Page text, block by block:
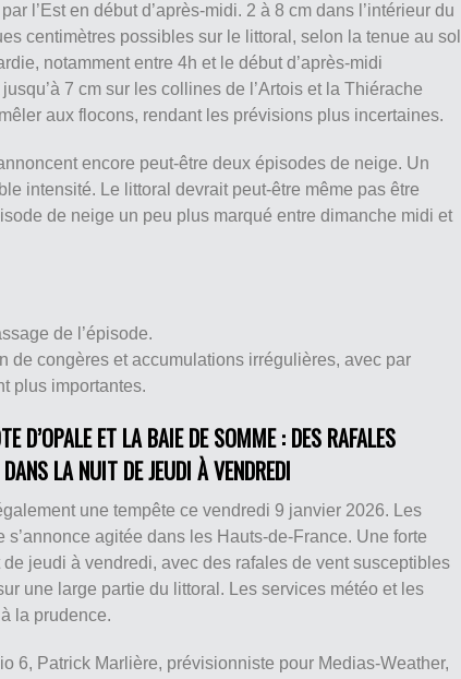
l’Est en début d’après-midi. 2 à 8 cm dans l’intérieur du
centimètres possibles sur le littoral, selon la tenue au sol
notamment entre 4h et le début d’après-midi
7 cm sur les collines de l’Artois et la Thiérache
aux flocons, rendant les prévisions plus incertaines.
encore peut-être deux épisodes de neige. Un
intensité. Le littoral devrait peut-être même pas être
de neige un peu plus marqué entre dimanche midi et
de l’épisode.
de congères et accumulations irrégulières, avec par
plus importantes.
D’OPALE ET LA BAIE DE SOMME : DES RAFALES
LA NUIT DE JEUDI À VENDREDI
une tempête ce vendredi 9 janvier 2026. Les
s’annonce agitée dans les Hauts-de-France. Une forte
jeudi à vendredi, avec des rafales de vent susceptibles
une large partie du littoral. Les services météo et les
la prudence.
6, Patrick Marlière, prévisionniste pour Medias-Weather,